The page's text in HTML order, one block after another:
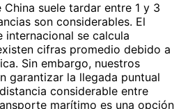
suele tardar entre 1 y 3
son considerables. El
se calcula
cifras promedio debido a
Sin embargo, nuestros
garantizar la llegada puntual
considerable entre
marítimo es una opción